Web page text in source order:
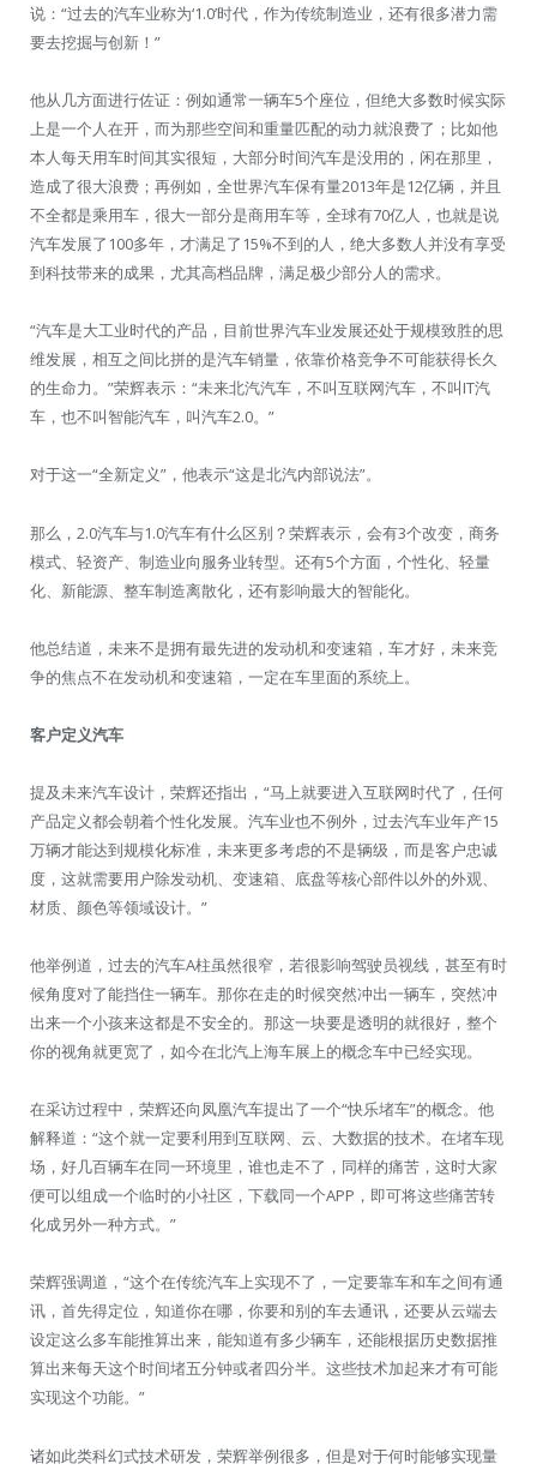
说：“过去的汽车业称为‘1.0’时代，作为传统制造业，还有很多潜力需
要去挖掘与创新！”
他从几方面进行佐证：例如通常一辆车5个座位，但绝大多数时候实际
上是一个人在开，而为那些空间和重量匹配的动力就浪费了；比如他
本人每天用车时间其实很短，大部分时间汽车是没用的，闲在那里，
造成了很大浪费；再例如，全世界汽车保有量2013年是12亿辆，并且
不全都是乘用车，很大一部分是商用车等，全球有70亿人，也就是说
汽车发展了100多年，才满足了15%不到的人，绝大多数人并没有享受
到科技带来的成果，尤其高档品牌，满足极少部分人的需求。
“汽车是大工业时代的产品，目前世界汽车业发展还处于规模致胜的思
维发展，相互之间比拼的是汽车销量，依靠价格竞争不可能获得长久
的生命力。”荣辉表示：“未来北汽汽车，不叫互联网汽车，不叫IT汽
车，也不叫智能汽车，叫汽车2.0。”
对于这一“全新定义”，他表示“这是北汽内部说法”。
那么，2.0汽车与1.0汽车有什么区别？荣辉表示，会有3个改变，商务
模式、轻资产、制造业向服务业转型。还有5个方面，个性化、轻量
化、新能源、整车制造离散化，还有影响最大的智能化。
他总结道，未来不是拥有最先进的发动机和变速箱，车才好，未来竞
争的焦点不在发动机和变速箱，一定在车里面的系统上。
客户定义汽车
提及未来汽车设计，荣辉还指出，“马上就要进入互联网时代了，任何
产品定义都会朝着个性化发展。汽车业也不例外，过去汽车业年产15
万辆才能达到规模化标准，未来更多考虑的不是辆级，而是客户忠诚
度，这就需要用户除发动机、变速箱、底盘等核心部件以外的外观、
材质、颜色等领域设计。”
他举例道，过去的汽车A柱虽然很窄，若很影响驾驶员视线，甚至有时
候角度对了能挡住一辆车。那你在走的时候突然冲出一辆车，突然冲
出来一个小孩来这都是不安全的。那这一块要是透明的就很好，整个
你的视角就更宽了，如今在北汽上海车展上的概念车中已经实现。
在采访过程中，荣辉还向凤凰汽车提出了一个“快乐堵车”的概念。他
解释道：“这个就一定要利用到互联网、云、大数据的技术。在堵车现
场，好几百辆车在同一环境里，谁也走不了，同样的痛苦，这时大家
便可以组成一个临时的小社区，下载同一个APP，即可将这些痛苦转
化成另外一种方式。”
荣辉强调道，“这个在传统汽车上实现不了，一定要靠车和车之间有通
讯，首先得定位，知道你在哪，你要和别的车去通讯，还要从云端去
设定这么多车能推算出来，能知道有多少辆车，还能根据历史数据推
算出来每天这个时间堵五分钟或者四分半。这些技术加起来才有可能
实现这个功能。”
诸如此类科幻式技术研发，荣辉举例很多，但是对于何时能够实现量